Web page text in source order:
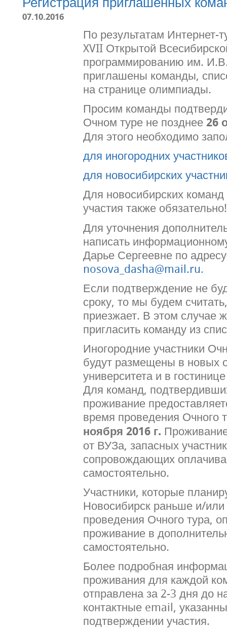
07.10.2016
По результатам Интернет-
XVII Открытой
программированию им.
приглашены команды,
на странице олимпиады.
Просим команды
Очном туре не позднее 26
Для этого необходимо
для иногородних
для новосибирских
Для новосибирских
участия также обязательно!
Для уточнения
написать
Дарье Сергеевне по адресу
nosova_dasha@mail.ru.
Если подтверждение не
сроку, то мы будем
приезжает. В этом случае
пригласить команду из
Иногородние участники
будут размещены в новых
университета и в
Для команд,
проживание
время проведения Очного
ноября 2016 г.
от ВУЗа, запасных
сопровождающих
самостоятельно.
Участники, которые
Новосибирск раньше и/или
проведения Очного тура,
проживание в
самостоятельно.
Более подробная
проживания для каждой
отправлена за 2-3 дня до
контактные email,
подтверждении участия.